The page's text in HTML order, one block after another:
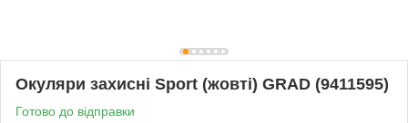
Окуляри захисні Sport (жовті) GRAD (9411595)
Готово до відправки